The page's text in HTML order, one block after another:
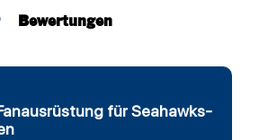
Bewertungen
für Seahawks-